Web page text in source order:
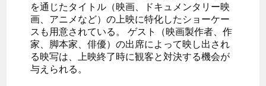
を通じたタイトル（映画、ドキュメンタリー映
画、アニメなど）の上映に特化したショーケー
スも用意されている。 ゲスト（映画製作者、作
家、脚本家、俳優）の出席によって映し出され
る映写は、上映終了時に観客と対決する機会が
与えられる。